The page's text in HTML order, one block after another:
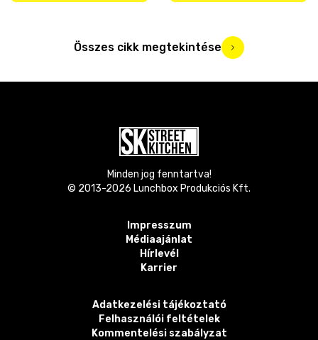
Összes cikk megtekintése
Minden jog fenntartva!
© 2013-2026 Lunchbox Produkciós Kft.
Impresszum
Médiaajánlat
Hírlevél
Karrier
Adatkezelési tájékoztató
Felhasználói feltételek
Kommentelési szabályzat